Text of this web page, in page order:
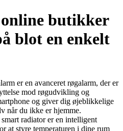
butikker
blot en enkelt
er en avanceret røgalarm, der er
mod røgudvikling og
og giver dig øjeblikkelige
når du ikke er hjemme.
radiator er en intelligent
at styre temperaturen i dine rum